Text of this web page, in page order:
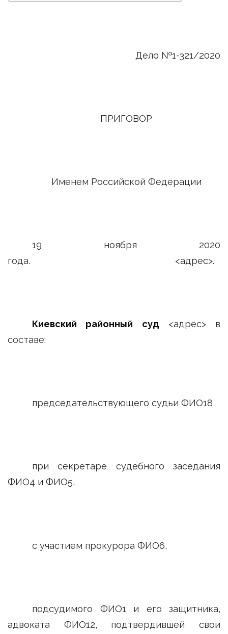
Дело №1-321/2020
ПРИГОВОР
Именем Российской Федерации
19 ноября 2020
года. <адрес>.
Киевский районный суд <адрес> в
составе:
председательствующего судьи ФИО18
при секретаре судебного заседания
ФИО4 и ФИО5,
с участием прокурора ФИО6,
подсудимого ФИО1 и его защитника,
адвоката ФИО12, подтвердившей свои